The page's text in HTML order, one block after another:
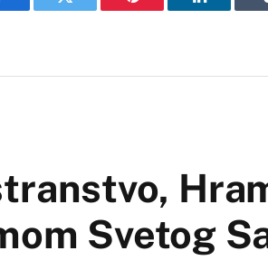
Twitter Pinterest LinkedIn
Svetog